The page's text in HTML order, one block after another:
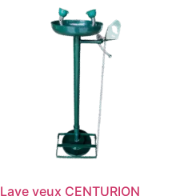
Lave yeux CENTURION